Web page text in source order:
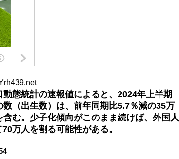
態統計の速報値によると、2024年上半期
数（出生数）は、前年同期比5.7％減の35万
む。少子化傾向がこのまま続けば、外国人
万人を割る可能性がある。